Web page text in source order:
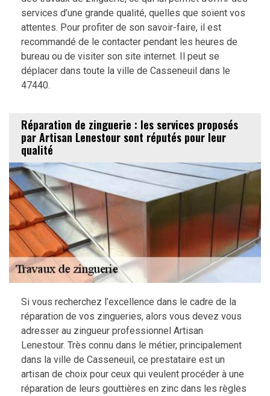
services d’une grande qualité, quelles que soient vos
attentes. Pour profiter de son savoir-faire, il est
recommandé de le contacter pendant les heures de
bureau ou de visiter son site internet. Il peut se
déplacer dans toute la ville de Casseneuil dans le
47440.
Réparation de zinguerie : les services proposés
par Artisan Lenestour sont réputés pour leur
qualité
Si vous recherchez l’excellence dans le cadre de la
réparation de vos zingueries, alors vous devez vous
adresser au zingueur professionnel Artisan
Lenestour. Très connu dans le métier, principalement
dans la ville de Casseneuil, ce prestataire est un
artisan de choix pour ceux qui veulent procéder à une
réparation de leurs gouttières en zinc dans les règles